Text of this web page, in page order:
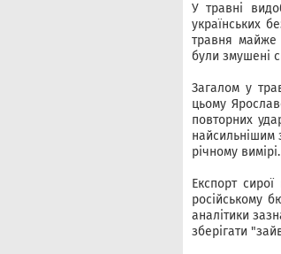
У травні
українських
травня майже
були змушені
Загалом у
цьому
повторних
найсильнішим
річному вимірі.
Експорт
російському
аналітики
зберігати